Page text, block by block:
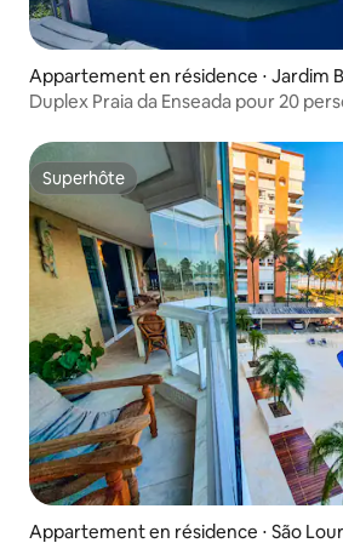
Appartement en résidence ⋅ Jardim
Duplex Praia da Enseada pour 20
Superhôte
Superhôte
Appartement en résidence ⋅ São